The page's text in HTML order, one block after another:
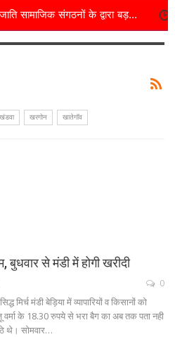
के द्वारा बड़... इंदौर: बस का
खंडवा खरगोन खातेगॉव
बुधवार से मंडी में होगी खरीदी
0
मिर्च मंडी बेड़िया में व्यापारियों व किसानों को
वर्मा के 18.30 रुपये से भरा बैग का अब तक पता नही
थे। सोमवार…